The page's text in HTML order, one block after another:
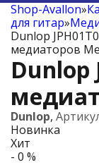
Shop-Avallon»
для гитар»
Dunlop
медиаторов
Dunlop
Dunlop,
Новинка
Хит
- 0 %